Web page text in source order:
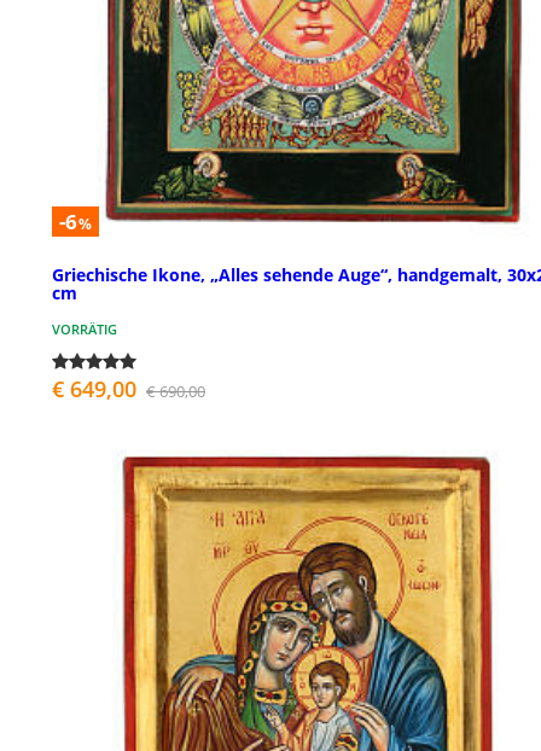
-6%
Griechische Ikone, „Alles sehende Auge“, handgemalt,
cm
VORRÄTIG
€ 649,00 € 690,00